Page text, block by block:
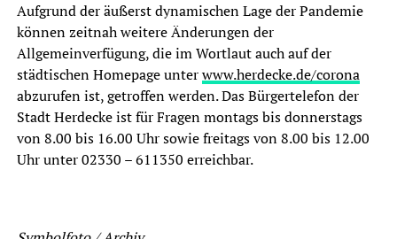
Aufgrund der äußerst dynamischen Lage der Pandemie
können zeitnah weitere Änderungen der
Allgemeinverfügung, die im Wortlaut auch auf der
städtischen Homepage unterwww.herdecke.de/corona
abzurufen ist, getroffen werden. Das Bürgertelefon der
Stadt Herdecke ist für Fragen montags bis donnerstags
von 8.00 bis 16.00 Uhr sowie freitags von 8.00 bis 12.00
Uhr unter 02330 – 611350 erreichbar.